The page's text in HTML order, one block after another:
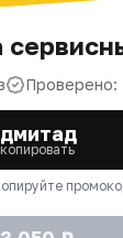
Проверено: